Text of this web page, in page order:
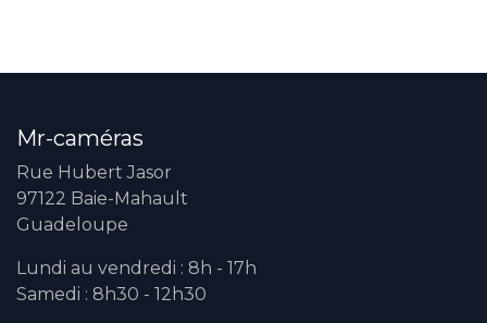
Mr-caméras
Rue Hubert Jasor
97122 Baie-Mahault
Guadeloupe
Lundi au vendredi : 8h - 17h
Samedi : 8h30 - 12h30